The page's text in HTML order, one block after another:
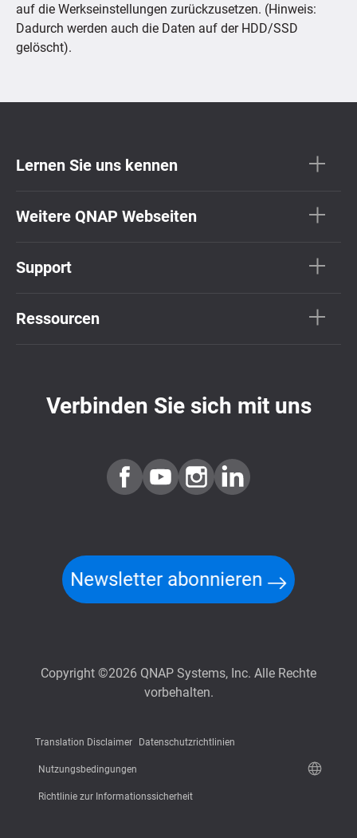
auf die Werkseinstellungen zurückzusetzen. (Hinweis:
Dadurch werden auch die Daten auf der HDD/SSD
gelöscht).
Lernen Sie uns kennen
Weitere QNAP Webseiten
Support
Ressourcen
Verbinden Sie sich mit uns
Newsletter abonnieren
Copyright ©2026 QNAP Systems, Inc. Alle Rechte
vorbehalten.
Translation Disclaimer Datenschutzrichtlinien
Nutzungsbedingungen
Richtlinie zur Informationssicherheit